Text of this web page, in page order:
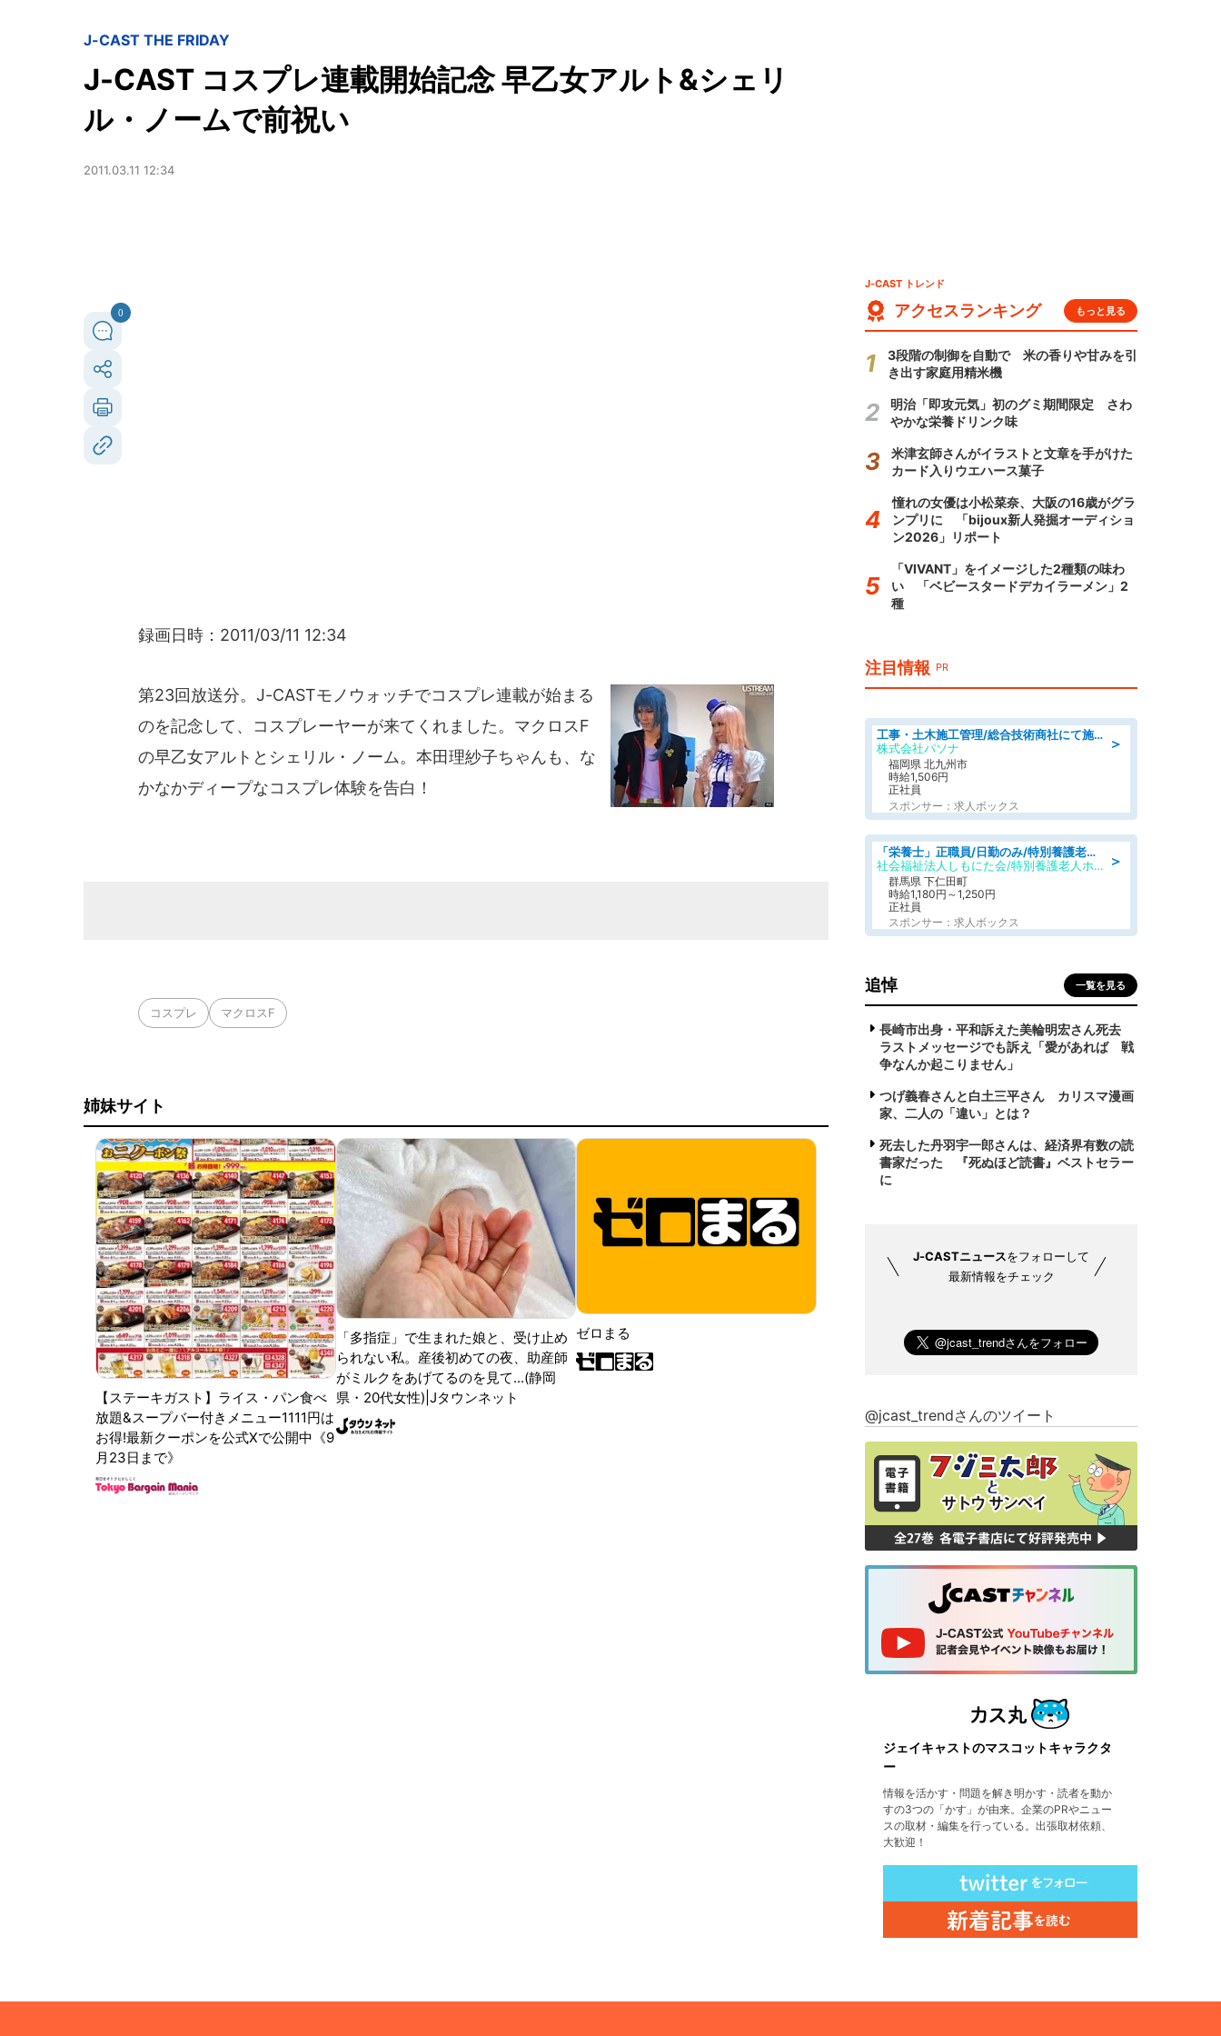
J-CAST THE FRIDAY
J-CAST コスプレ連載開始記念 早乙女アルト&シェリ
ル・ノームで前祝い
2011.03.11 12:34
0
録画日時：2011/03/11 12:34
第23回放送分。J-CASTモノウォッチでコスプレ連載が始まる
のを記念して、コスプレーヤーが来てくれました。マクロスF
の早乙女アルトとシェリル・ノーム。本田理紗子ちゃんも、な
かなかディープなコスプレ体験を告白！
コスプレ マクロスF
姉妹サイト
【ステーキガスト】ライス・パン食べ
放題&スープバー付きメニュー1111円は
お得!最新クーポンを公式Xで公開中《9
月23日まで》
「多指症」で生まれた娘と、受け止め
られない私。産後初めての夜、助産師
がミルクをあげてるのを見て...(静岡
県・20代女性)|Jタウンネット
ゼロまる
J-CAST トレンド
アクセスランキング もっと見る
3段階の制御を自動で 米の香りや甘みを引
き出す家庭用精米機
明治「即攻元気」初のグミ期間限定 さわ
やかな栄養ドリンク味
米津玄師さんがイラストと文章を手がけた
カード入りウエハース菓子
憧れの女優は小松菜奈、大阪の16歳がグラ
ンプリに 「bijoux新人発掘オーディショ
ン2026」リポート
「VIVANT」をイメージした2種類の味わ
い 「ベビースタードデカイラーメン」2
種
注目情報 PR
＞
工事・土木施工管理/総合技術商社にて施工管理のお仕事/即日勤務可/車通勤可/工事・土木施工管理/生産・品質管理
株式会社パソナ
福岡県 北九州市
時給1,506円
正社員
スポンサー：求人ボックス
＞
「栄養士」正職員/日勤のみ/特別養護老人ホーム
社会福祉法人しもにた会/特別養護老人ホーム かぶらの里
群馬県 下仁田町
時給1,180円～1,250円
正社員
スポンサー：求人ボックス
追悼 一覧を見る
長崎市出身・平和訴えた美輪明宏さん死去
ラストメッセージでも訴え「愛があれば 戦
争なんか起こりません」
つげ義春さんと白土三平さん カリスマ漫画
家、二人の「違い」とは？
死去した丹羽宇一郎さんは、経済界有数の読
書家だった 『死ぬほど読書』ベストセラー
に
J-CASTニュースをフォローして
最新情報をチェック
@jcast_trendさんのツイート
ジェイキャストのマスコットキャラクタ
ー
情報を活かす・問題を解き明かす・読者を動か
すの3つの「かす」が由来。企業のPRやニュー
スの取材・編集を行っている。出張取材依頼、
大歓迎！